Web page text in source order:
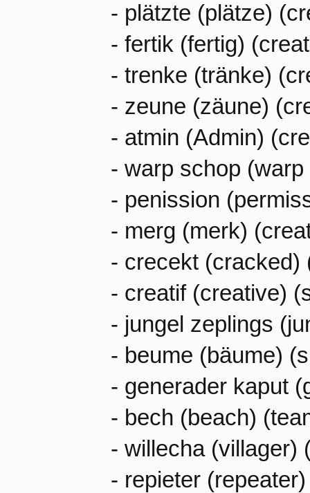
- plätzte (plätze)
- fertik (fertig)
- trenke (tränke)
- zeune (zäune)
- atmin (Admin)
- warp schop
- penission
- merg (merk)
- crecekt (cracked)
- creatif (creative)
- jungel zeplings
- beume (bäume)
- generader kaput
- bech (beach)
- willecha (villager)
- repieter